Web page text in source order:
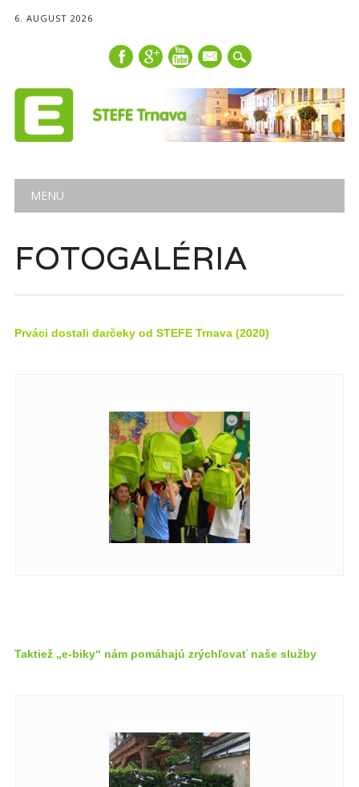
6. AUGUST 2026
mail
Main menu
MENU
FOTOGALÉRIA
Prváci dostali darčeky od STEFE Trnava (2020)
Taktiež „e-biky“ nám pomáhajú zrýchľovať naše služby